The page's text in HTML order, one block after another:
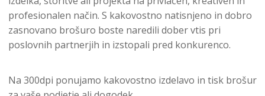
profesionalen način. S kakovostno natisnjeno in dobro
zasnovano brošuro boste naredili dober vtis pri
poslovnih partnerjih in izstopali pred konkurenco.
Na 300dpi ponujamo kakovostno izdelavo in tisk brošur